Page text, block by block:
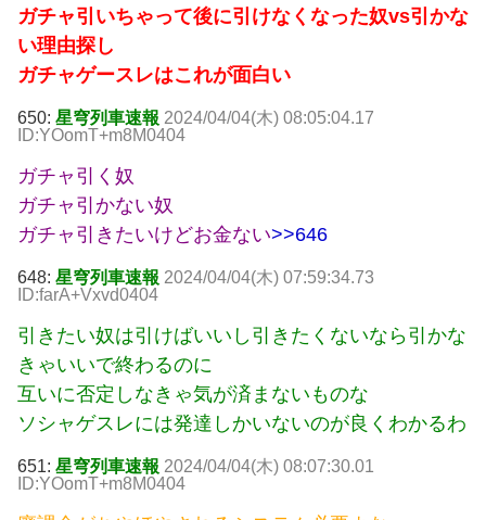
ガチャ引いちゃって後に引けなくなった奴vs引かな
い理由探し
ガチャゲースレはこれが面白い
650: 星穹列車速報 2024/04/04(木) 08:05:04.17
ID:YOomT+m8M0404
ガチャ引く奴
ガチャ引かない奴
ガチャ引きたいけどお金ない>>646
648: 星穹列車速報 2024/04/04(木) 07:59:34.73
ID:farA+Vxvd0404
引きたい奴は引けばいいし引きたくないなら引かな
きゃいいで終わるのに
互いに否定しなきゃ気が済まないものな
ソシャゲスレには発達しかいないのが良くわかるわ
651: 星穹列車速報 2024/04/04(木) 08:07:30.01
ID:YOomT+m8M0404